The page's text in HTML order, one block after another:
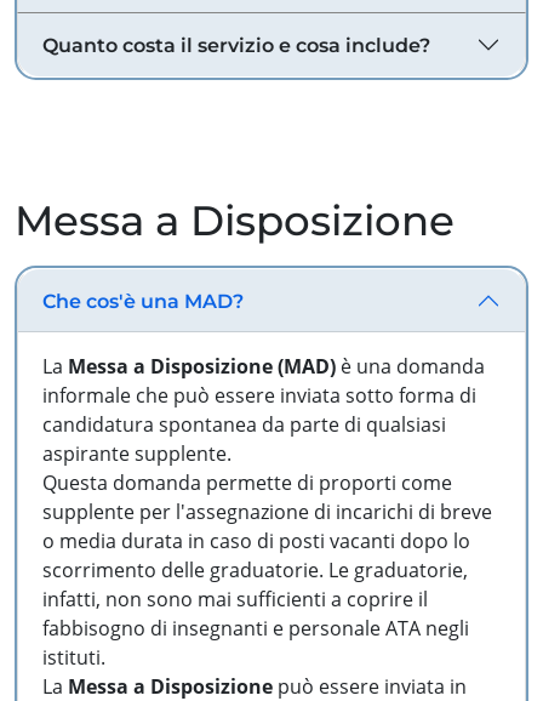
Quanto costa il servizio e cosa include?
Messa a Disposizione
Che cos'è una MAD?
La Messa a Disposizione (MAD) è una domanda
informale che può essere inviata sotto forma di
candidatura spontanea da parte di qualsiasi
aspirante supplente.
Questa domanda permette di proporti come
supplente per l'assegnazione di incarichi di breve
o media durata in caso di posti vacanti dopo lo
scorrimento delle graduatorie. Le graduatorie,
infatti, non sono mai sufficienti a coprire il
fabbisogno di insegnanti e personale ATA negli
istituti.
La Messa a Disposizione può essere inviata in